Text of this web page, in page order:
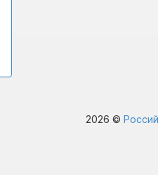
2026 ©